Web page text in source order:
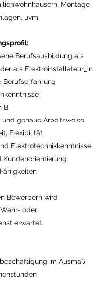
Montage
uvm.
Berufsausbildung als
als Elektroinstallateur_in
Berufserfahrung
B
und genaue Arbeitsweise
Flexibilität
Elektrotechnikkenntnisse
Kundenorientierung
Bewerbern wird
oder
erwartet.
im Ausmaß